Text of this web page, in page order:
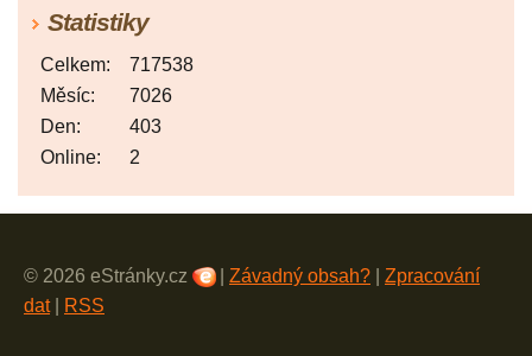
Statistiky
Online: 2
Celkem:
717538
Měsíc:
7026
Den:
403
© 2026 eStránky.cz Závadný obsah?
Zpracování
dat| RSS